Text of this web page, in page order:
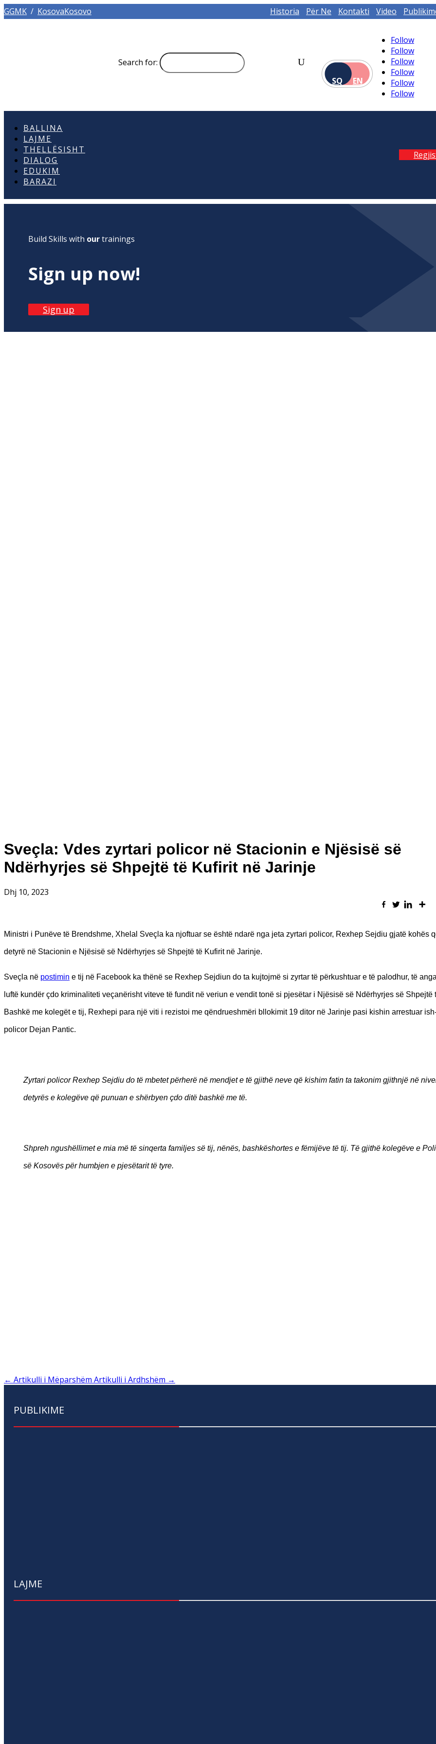
GGMK / KosovaKosovo Historia Për Ne Kontakti Video
Search for:
SQ
EN
Follow
Follow
Follow
Follow
Follow
Follow
BALLINA
LAJME
THELLËSISHT
DIALOG
EDUKIM
BARAZI
Build Skills with ourtrainings
Sign up now!
Sign up
Sveçla: Vdes zyrtari policor në Stacionin e Njësisë së
Ndërhyrjes së Shpejtë të Kufirit në Jarinje
Dhj 10, 2023
Ministri i Punëve të Brendshme, Xhelal Sveçla ka njoftuar se është ndarë nga jeta zyrtari policor, Rexhep Sejdiu gjatë kohës
detyrë në Stacionin e Njësisë së Ndërhyrjes së Shpejtë të Kufirit në Jarinje.
Sveçla në postimin e tij në Facebook ka thënë se Rexhep Sejdiun do ta kujtojmë si zyrtar të përkushtuar e të palodhur, të
luftë kundër çdo kriminaliteti veçanërisht viteve të fundit në veriun e vendit tonë si pjesëtar i Njësisë së Ndërhyrjes së Shpejtë
Bashkë me kolegët e tij, Rexhepi para një viti i rezistoi me qëndrueshmëri bllokimit 19 ditor në Jarinje pasi kishin arrestuar
policor Dejan Pantic.
Zyrtari policor Rexhep Sejdiu do të mbetet përherë në mendjet e të gjithë neve që kishim fatin ta takonim gjithnjë në
detyrës e kolegëve që punuan e shërbyen çdo ditë bashkë me të.
Shpreh ngushëllimet e mia më të sinqerta familjes së tij, nënës, bashkëshortes e fëmijëve të tij. Të gjithë kolegëve e
së Kosovës për humbjen e pjesëtarit të tyre.
← Artikulli i Mëparshëm Artikulli i Ardhshëm →
PUBLIKIME
LAJME